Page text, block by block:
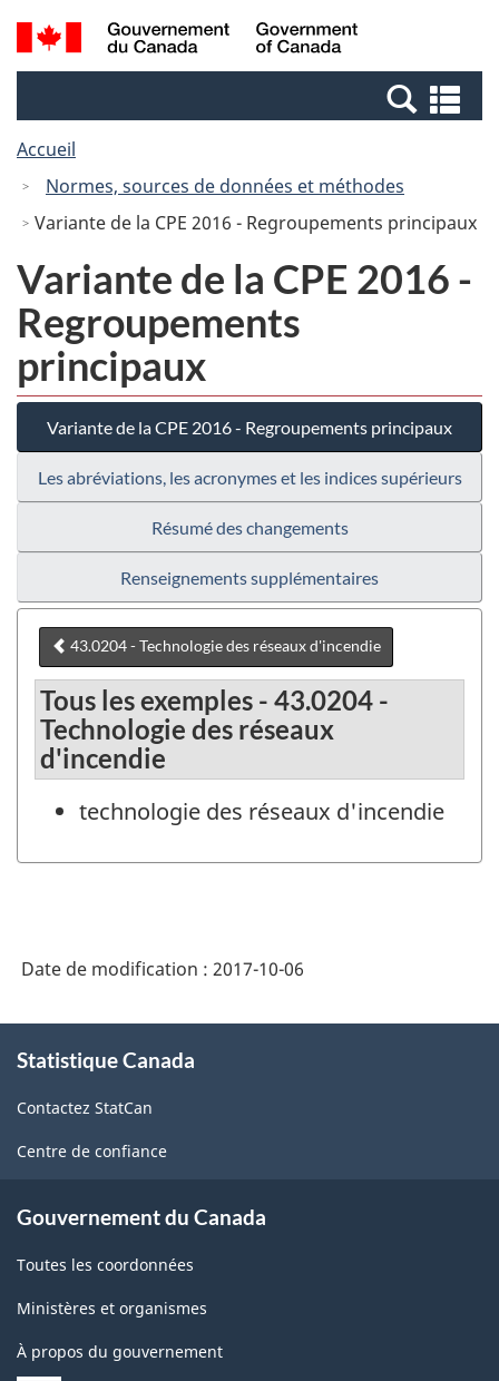
Passer
au
Passer
à
Canada
Recherche
et
et
Accueil
Normes, sources de données et méthodes
Variante de la CPE 2016 - Regroupements principaux
Variante de la CPE 2016 -
Regroupements
principaux
Variante de la CPE 2016 - Regroupements principaux
Les abréviations, les acronymes et les indices supérieurs
Résumé des changements
Renseignements supplémentaires
43.0204 - Technologie des réseaux d'incendie
Tous les exemples - 43.0204 -
Technologie des réseaux
d'incendie
technologie des réseaux d'incendie
Date de modification : 2017-10-06
propos
ce
site
Statistique Canada
Contactez StatCan
Centre de confiance
Gouvernement du Canada
Toutes les coordonnées
Ministères et organismes
À propos du gouvernement